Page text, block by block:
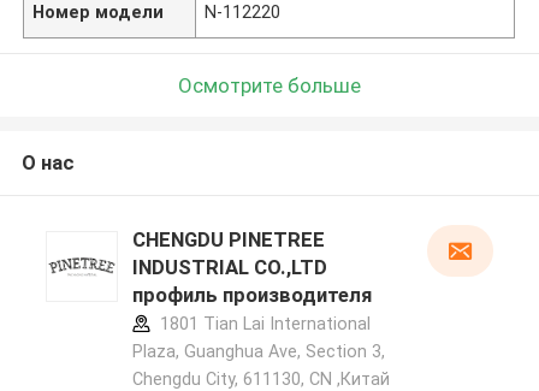
Номер модели N-112220
Осмотрите больше
О нас
CHENGDU PINETREE
INDUSTRIAL CO.,LTD
профиль производителя
1801 Tian Lai International
Plaza, Guanghua Ave, Section 3,
Chengdu City, 611130, CN ,Китай